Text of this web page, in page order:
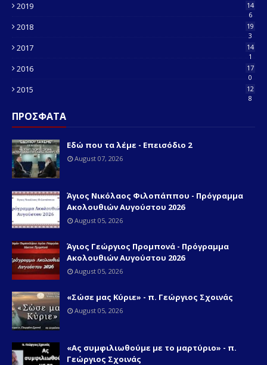
2019
14
6
2018
19
3
2017
14
1
2016
17
0
2015
12
8
ΠΡΟΣΦΑΤΑ
Εδώ που τα λέμε - Επεισόδιο 2
August 07, 2026
Άγιος Νικόλαος Φιλοπάππου - Πρόγραμμα
Ακολουθιών Αυγούστου 2026
August 05, 2026
Άγιος Γεώργιος Προμπονά - Πρόγραμμα
Ακολουθιών Αυγούστου 2026
August 05, 2026
«Σώσε μας Κύριε» - π. Γεώργιος Σχοινάς
August 05, 2026
«Ας συμφιλιωθούμε με το μαρτύριο» - π.
Γεώργιος Σχοινάς